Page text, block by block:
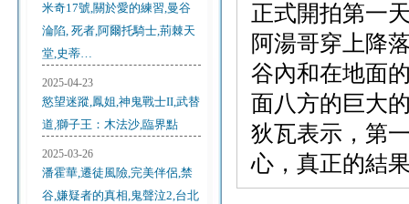
米奇17號,關於愛的練習,曼谷
淪陷, 死者,阿爾托騎士,荊棘天
堂,史蒂…
2025-04-23
慾望迷蹤,鳳姐,神鬼戰士II,武替
道,獅子王：木法沙,臨界點
2025-03-26
潘霍華,遷徒風險,完美伴侶,禁
谷,嫌疑者的真相,鬼聲泣2,台北
正式開拍第一
阿湯哥穿上降
谷內和在地面
面八方的巨大
狄瓦表示，第
心，真正的結